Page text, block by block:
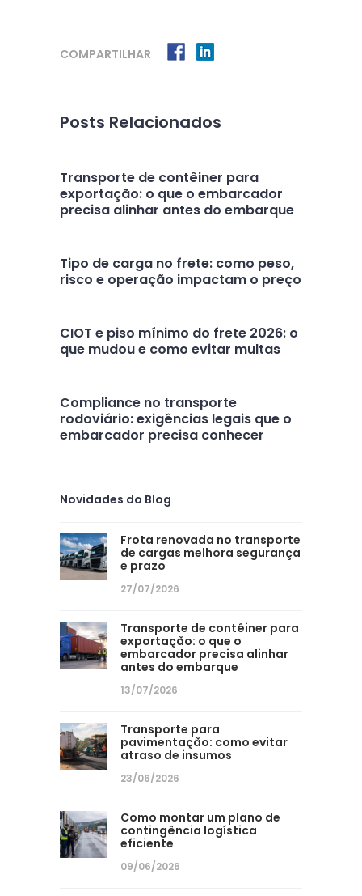
COMPARTILHAR
Posts Relacionados
Transporte de contêiner para
exportação: o que o embarcador
precisa alinhar antes do embarque
Tipo de carga no frete: como peso,
risco e operação impactam o preço
CIOT e piso mínimo do frete 2026: o
que mudou e como evitar multas
Compliance no transporte
rodoviário: exigências legais que o
embarcador precisa conhecer
Novidades do Blog
Frota renovada no transporte
de cargas melhora segurança
e prazo
27/07/2026
Transporte de contêiner para
exportação: o que o
embarcador precisa alinhar
antes do embarque
13/07/2026
Transporte para
pavimentação: como evitar
atraso de insumos
23/06/2026
Como montar um plano de
contingência logística
eficiente
09/06/2026